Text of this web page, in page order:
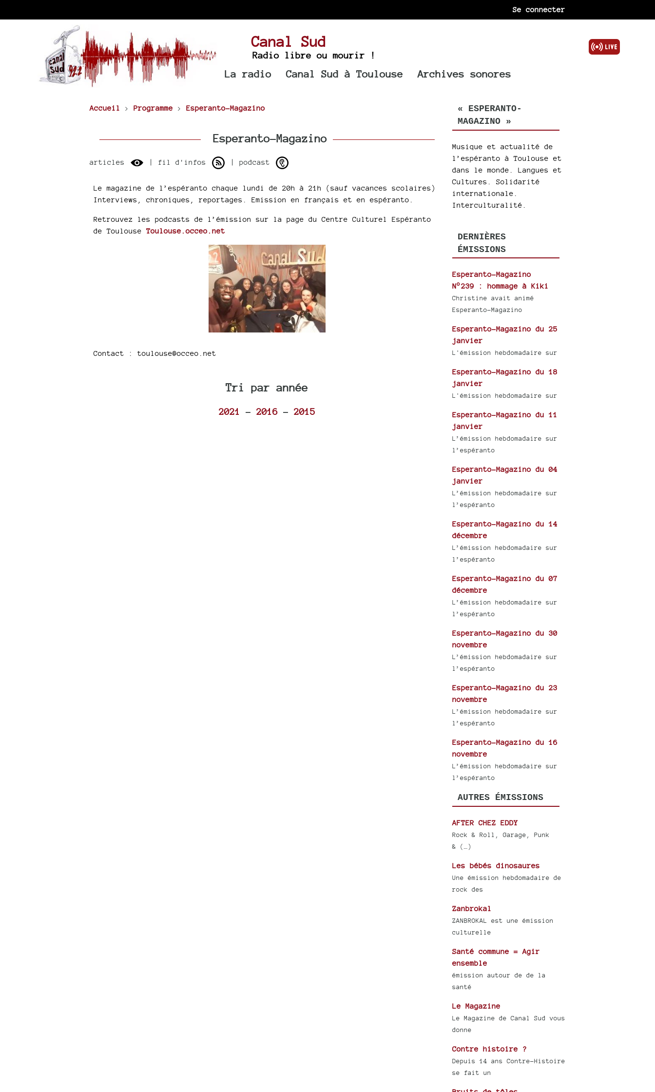
Se connecter
Canal Sud
Radio libre ou mourir !
La radio Canal Sud à Toulouse Archives sonores
Accueil > Programme > Esperanto-Magazino
Esperanto-Magazino
articles | fil d'infos | podcast
Le magazine de l’espéranto chaque lundi de 20h à 21h (sauf vacances scolaires)
Interviews, chroniques, reportages. Emission en français et en espéranto.
Retrouvez les podcasts de l’émission sur la page du Centre Culturel Espéranto
de Toulouse Toulouse.occeo.net
Contact : toulouse@occeo.net
Tri par année
2021 - 2016- 2015
« ESPERANTO-
MAGAZINO »
Musique et actualité de
l’espéranto à Toulouse et
dans le monde. Langues et
Cultures. Solidarité
internationale.
Interculturalité.
DERNIÈRES
ÉMISSIONS
Esperanto-Magazino
N°239 : hommage à Kiki
Christine avait animé
Esperanto-Magazino
Esperanto-Magazino du 25
janvier
L'émission hebdomadaire sur
Esperanto-Magazino du 18
janvier
L'émission hebdomadaire sur
Esperanto-Magazino du 11
janvier
L’émission hebdomadaire sur
l’espéranto
Esperanto-Magazino du 04
janvier
L’émission hebdomadaire sur
l’espéranto
Esperanto-Magazino du 14
décembre
L’émission hebdomadaire sur
l’espéranto
Esperanto-Magazino du 07
décembre
L’émission hebdomadaire sur
l’espéranto
Esperanto-Magazino du 30
novembre
L’émission hebdomadaire sur
l’espéranto
Esperanto-Magazino du 23
novembre
L’émission hebdomadaire sur
l’espéranto
Esperanto-Magazino du 16
novembre
L’émission hebdomadaire sur
l’espéranto
AUTRES ÉMISSIONS
AFTER CHEZ EDDY
Rock & Roll, Garage, Punk
& (…)
Les bébés dinosaures
Une émission hebdomadaire de
rock des
Zanbrokal
ZANBROKAL est une émission
culturelle
Santé commune = Agir
ensemble
émission autour de de la
santé
Le Magazine
Le Magazine de Canal Sud vous
donne
Contre histoire ?
Depuis 14 ans Contre-Histoire
se fait un